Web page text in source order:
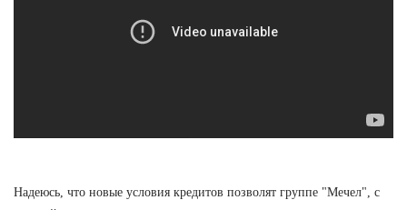
Надеюсь, что новые условия кредитов позволят группе "Мечел", с